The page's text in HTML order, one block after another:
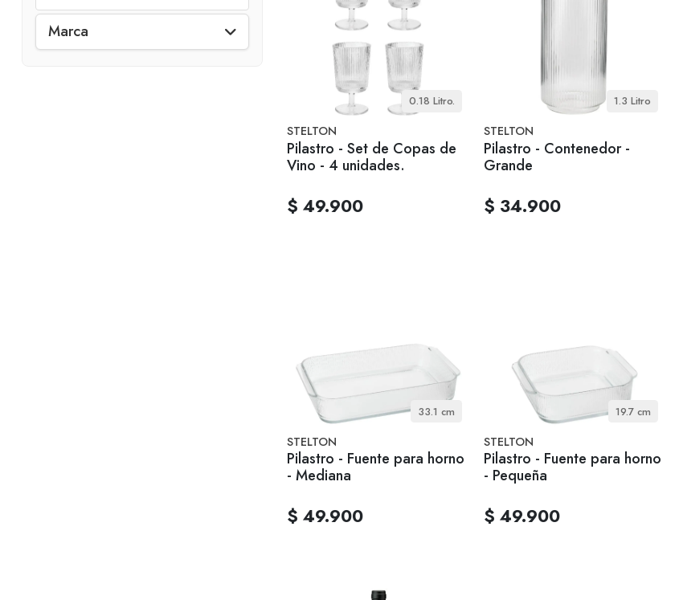
Marca
0.18 Litro.
STELTON
Pilastro - Set de Copas de
Vino - 4 unidades.
$ 49.900
1.3 Litro
STELTON
Pilastro - Contenedor -
Grande
$ 34.900
33.1 cm
STELTON
Pilastro - Fuente para horno
- Mediana
$ 49.900
19.7 cm
STELTON
Pilastro - Fuente para horno
- Pequeña
$ 49.900